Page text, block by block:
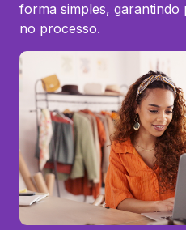
forma simples, garantindo
no processo.